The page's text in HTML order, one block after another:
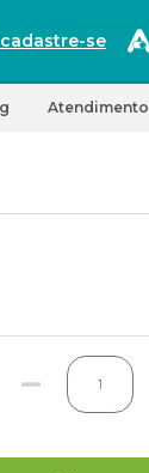
se
Atendimento
1